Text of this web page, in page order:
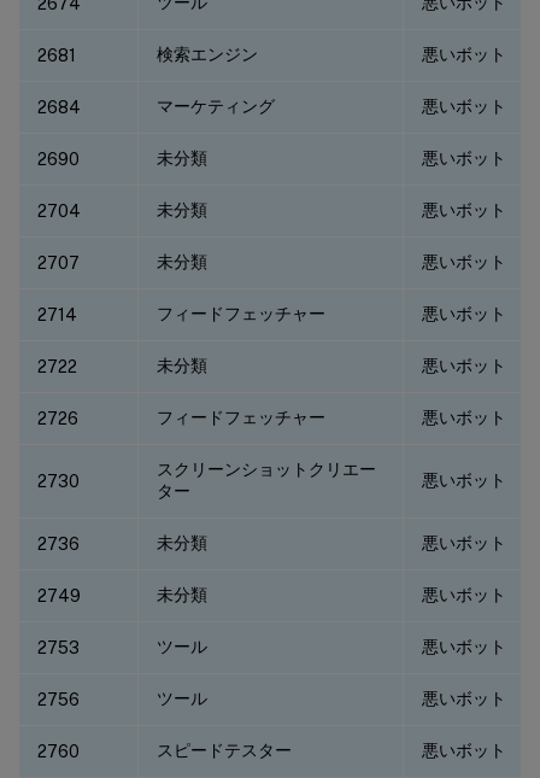
2681 検索エンジン 悪いボット
2684 マーケティング 悪いボット
2690 未分類 悪いボット
2704 未分類 悪いボット
2707 未分類 悪いボット
2714 フィードフェッチャー 悪いボット
2722 未分類 悪いボット
2726 フィードフェッチャー 悪いボット
2730
スクリーンショットクリエー
ター
悪いボット
2736 未分類 悪いボット
2749 未分類 悪いボット
2753 ツール 悪いボット
2756 ツール 悪いボット
2760 スピードテスター 悪いボット